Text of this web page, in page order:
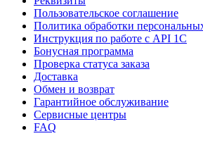
Пользовательское соглашение
Политика обработки
Инструкция по работе с API 1C
Бонусная программа
Проверка статуса заказа
Доставка
Обмен и возврат
Гарантийное обслуживание
Сервисные центры
FAQ